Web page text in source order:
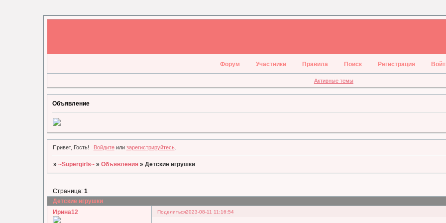
Форум Участники Правила Поиск Регистрация
Активные темы
Объявление
Привет, Гость! Войдитеили зарегистрируйтесь.
»~Supergirls~ »Объявления »Детские игрушки
Детские игрушки
Страница:1
Поделиться2023-08-11 11:16:54
Ирина12